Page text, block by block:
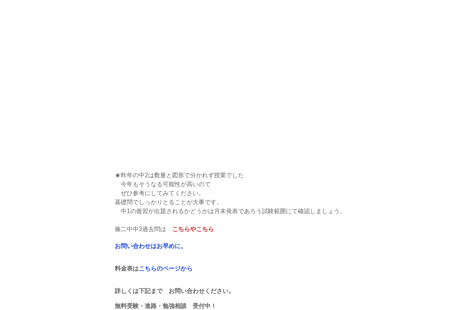
★昨年の中2は数量と図形で分かれず授業でした
今年もそうなる可能性が高いので
ぜひ参考にしてみてください。
基礎問でしっかりとることが大事です。
中1の復習が出題されるかどうかは月末発表であろう試験範囲にて確認しましょう。
篠二中中3過去問は こちらやこちら
お問い合わせはお早めに。
料金表はこちらのページから
詳しくは下記まで　お問い合わせください。
無料受験・進路・勉強相談　受付中！